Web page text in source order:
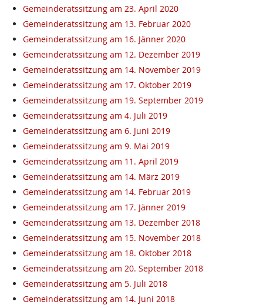
Gemeinderatssitzung am 23. April 2020
Gemeinderatssitzung am 13. Februar 2020
Gemeinderatssitzung am 16. Jänner 2020
Gemeinderatssitzung am 12. Dezember 2019
Gemeinderatssitzung am 14. November 2019
Gemeinderatssitzung am 17. Oktober 2019
Gemeinderatssitzung am 19. September 2019
Gemeinderatssitzung am 4. Juli 2019
Gemeinderatssitzung am 6. Juni 2019
Gemeinderatssitzung am 9. Mai 2019
Gemeinderatssitzung am 11. April 2019
Gemeinderatssitzung am 14. März 2019
Gemeinderatssitzung am 14. Februar 2019
Gemeinderatssitzung am 17. Jänner 2019
Gemeinderatssitzung am 13. Dezember 2018
Gemeinderatssitzung am 15. November 2018
Gemeinderatssitzung am 18. Oktober 2018
Gemeinderatssitzung am 20. September 2018
Gemeinderatssitzung am 5. Juli 2018
Gemeinderatssitzung am 14. Juni 2018